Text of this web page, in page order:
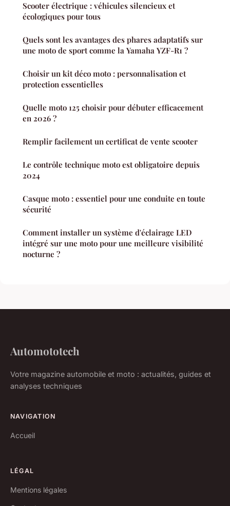
Scooter électrique : véhicules silencieux et
écologiques pour tous
Quels sont les avantages des phares adaptatifs sur
une moto de sport comme la Yamaha YZF-R1 ?
Choisir un kit déco moto : personnalisation et
protection essentielles
Quelle moto 125 choisir pour débuter efficacement
en 2026 ?
Remplir facilement un certificat de vente scooter
Le contrôle technique moto est obligatoire depuis
2024
Casque moto : essentiel pour une conduite en toute
sécurité
Comment installer un système d'éclairage LED
intégré sur une moto pour une meilleure visibilité
nocturne ?
Automototech
Votre magazine automobile et moto : actualités, guides et
analyses techniques
NAVIGATION
Accueil
LÉGAL
Mentions légales